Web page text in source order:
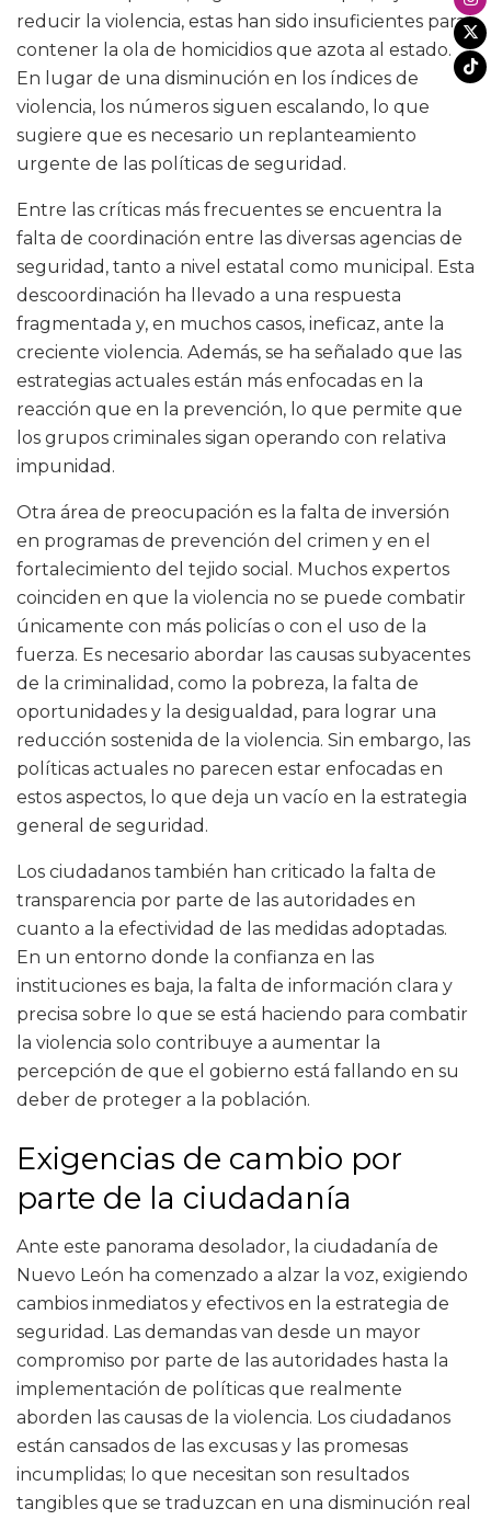
reducir la violencia, estas han sido insuficientes para
contener la ola de homicidios que azota al estado.
En lugar de una disminución en los índices de
violencia, los números siguen escalando, lo que
sugiere que es necesario un replanteamiento
urgente de las políticas de seguridad.
Entre las críticas más frecuentes se encuentra la
falta de coordinación entre las diversas agencias de
seguridad, tanto a nivel estatal como municipal. Esta
descoordinación ha llevado a una respuesta
fragmentada y, en muchos casos, ineficaz, ante la
creciente violencia. Además, se ha señalado que las
estrategias actuales están más enfocadas en la
reacción que en la prevención, lo que permite que
los grupos criminales sigan operando con relativa
impunidad.
Otra área de preocupación es la falta de inversión
en programas de prevención del crimen y en el
fortalecimiento del tejido social. Muchos expertos
coinciden en que la violencia no se puede combatir
únicamente con más policías o con el uso de la
fuerza. Es necesario abordar las causas subyacentes
de la criminalidad, como la pobreza, la falta de
oportunidades y la desigualdad, para lograr una
reducción sostenida de la violencia. Sin embargo, las
políticas actuales no parecen estar enfocadas en
estos aspectos, lo que deja un vacío en la estrategia
general de seguridad.
Los ciudadanos también han criticado la falta de
transparencia por parte de las autoridades en
cuanto a la efectividad de las medidas adoptadas.
En un entorno donde la confianza en las
instituciones es baja, la falta de información clara y
precisa sobre lo que se está haciendo para combatir
la violencia solo contribuye a aumentar la
percepción de que el gobierno está fallando en su
deber de proteger a la población.
Exigencias de cambio por
parte de la ciudadanía
Ante este panorama desolador, la ciudadanía de
Nuevo León ha comenzado a alzar la voz, exigiendo
cambios inmediatos y efectivos en la estrategia de
seguridad. Las demandas van desde un mayor
compromiso por parte de las autoridades hasta la
implementación de políticas que realmente
aborden las causas de la violencia. Los ciudadanos
están cansados de las excusas y las promesas
incumplidas; lo que necesitan son resultados
tangibles que se traduzcan en una disminución real